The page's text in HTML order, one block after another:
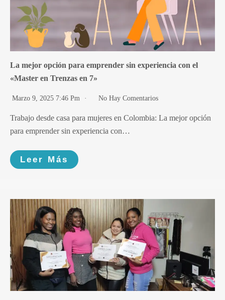
La mejor opción para emprender sin experiencia con el
«Master en Trenzas en 7»
Marzo 9, 2025 7:46 Pm No Hay Comentarios
Trabajo desde casa para mujeres en Colombia: La mejor opción
para emprender sin experiencia con…
Leer Más